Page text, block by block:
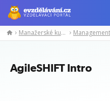
Manažerské
Manažerské kurzy
AgileSHIFT Intro